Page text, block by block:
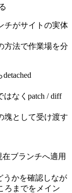
チがサイトの実体
方法で作業場を分
なくpatch / diff
塊として受け渡す
在ブランチへ適用
うかを確認しなが
ろまでをメイン